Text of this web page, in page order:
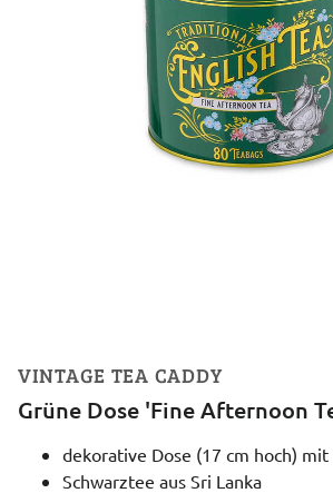
VINTAGE TEA CADDY
Grüne Dose 'Fine Afternoon
dekorative Dose (17 cm hoch)
Schwarztee aus Sri Lanka